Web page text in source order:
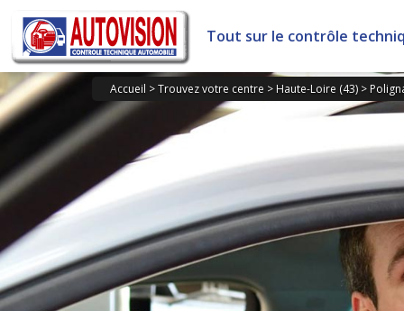
Panneau de gestion des cookies
Tout sur le contrôle
Accueil >Trouvez votre centre > Haute-Loire (43) >